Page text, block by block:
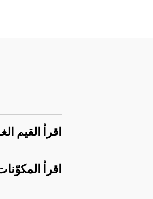
اقرأ القيم
اقرأ